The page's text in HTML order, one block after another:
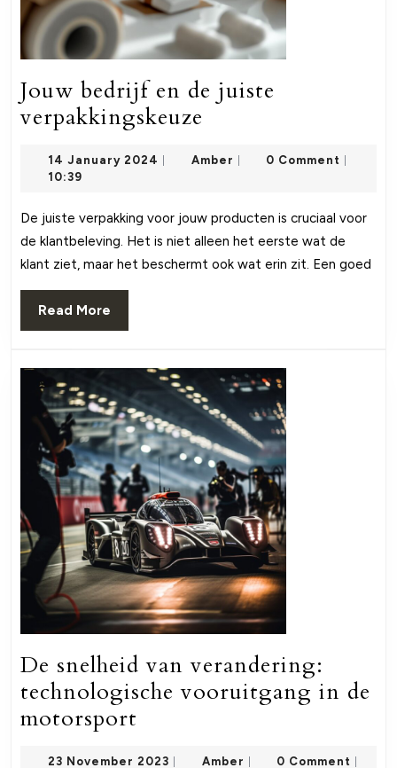
Jouw bedrijf en de juiste
verpakkingskeuze
en
juiste
verpakkingskeuze
14 January 2024 14
Amber Amber0 Comment
10:39
De juiste verpakking voor jouw producten is cruciaal voor
de klantbeleving. Het is niet alleen het eerste wat de
klant ziet, maar het beschermt ook wat erin zit. Een goed
Read More
More
De snelheid van verandering:
technologische vooruitgang in de
motorsport
23 November 2023 23 Amber Amber0 Comment